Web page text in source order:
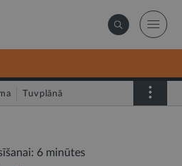
Tuvplānā
6 minūtes